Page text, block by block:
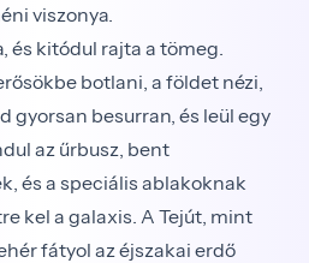
viszonya.
és kitódul rajta a tömeg.
botlani, a földet nézi,
gyorsan besurran, és leül egy
az űrbusz, bent
és a speciális ablakoknak
kel a galaxis. A Tejút, mint
fátyol az éjszakai erdő